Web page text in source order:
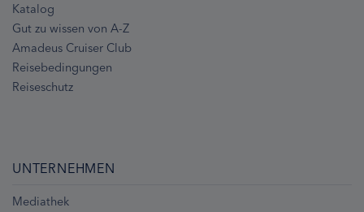
Katalog
Gut zu wissen von A-Z
Amadeus Cruiser Club
Reisebedingungen
Reiseschutz
UNTERNEHMEN
Mediathek